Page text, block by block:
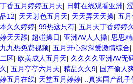
丁香五月婷婷五月天| 日韩在线观看亚洲|
品12| 天天射色五月天| 天天弄天天操| 五
本久久婷婷| 99热这只有| 五月天丁香婷婷
婷天天舔| 超碰操日| 亚洲AV人人操| 思思
九九热免费视频| 五月开心深深爱激情综合|
二区| 欧美成人五月天| 久久久久亚洲AV无
久 | 五月亭亭六月天| 精品久久9| 国产偷人
婷五月在线| 天堂五月婷婷| ..真实国产乱